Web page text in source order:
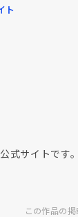
ト
式サイトです。
この作品の